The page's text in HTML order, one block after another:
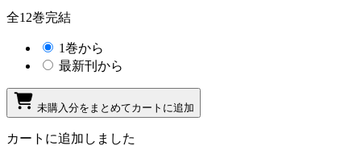
全12巻完結
1巻から
最新刊から
未購入分をまとめてカートに追加
カートに追加しました